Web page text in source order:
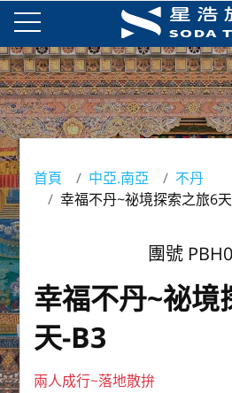
首頁 中亞.南亞
不丹
幸福不丹~祕境探索之旅6
團號
幸福不丹~祕境
天-B3
兩人成行~落地散拚